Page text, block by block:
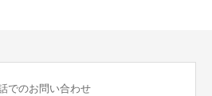
でのお問い合わせ